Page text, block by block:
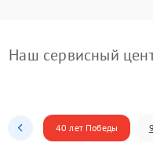
Наш сервисный
40 лет Победы